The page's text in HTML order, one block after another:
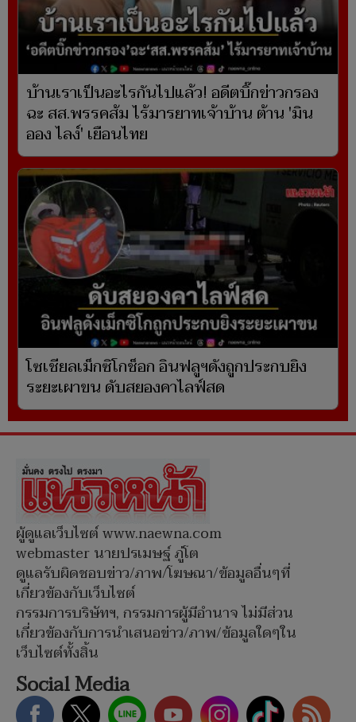
บ้านเราเป็นอะไรกันไปแล้ว! อดีตบิ๊กข่าวกรอง
ฉะ สส.พรรคส้ม ไร้มารยาทเจ้าบ้าน ต้าน 'มิน
ออง ไลง์' เยือนไทย
โซเชียลเม็กซิโกช็อก อินฟลูฯดังถูกประกบยิง
ระยะเผาขน ดับสยองคาไลฟ์สด
ผู้ดูแลเว็บไซต์ www.naewna.com
webmaster นายปรเมษฐ์ ภู่โต
ดูแลรับผิดชอบข่าว/ภาพ/โฆษณา/ข้อมูลอื่นๆที่
เกี่ยวข้องกับเว็บไซต์
กรรมการบริษัทฯ, กรรมการผู้มีอำนาจ ไม่มีส่วน
เกี่ยวข้องกับการนำเสนอข่าว/ภาพ/ข้อมูลใดๆใน
เว็บไซต์ทั้งสิ้น
Social Media